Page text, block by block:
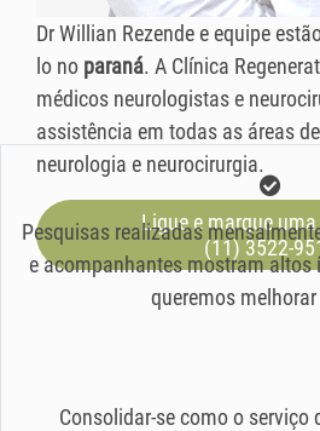
Dr Willian Rezende e equipe
lo no paraná. A Clínica
médicos neurologistas e
assistência em todas as áreas
neurologia e neurocirurgia.
Ligue e marque
(11) 3522-
Pesquisas realizadas
e acompanhantes mostram altos
queremos
Consolidar-se como o serviço